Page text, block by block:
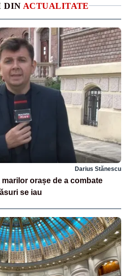
DIN ACTUALITATE
Darius Stănescu
marilor orașe de a combate
se iau